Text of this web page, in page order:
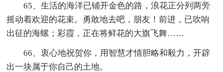
65、生活的海洋已铺开金色的路，浪花正分列两旁
摇动着欢迎的花束。勇敢地去吧，朋友！前进，已吹响
出征的海螺；彩霞，正在将鲜花的大旗飞舞……
66、衷心地祝贺你，用智慧才情胆略和毅力，开辟
出一块属于你自己的土地。